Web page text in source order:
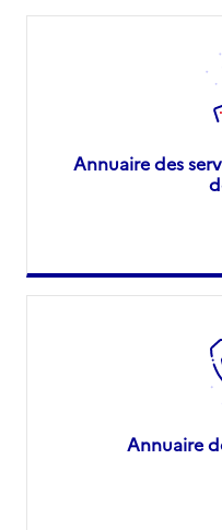
Annuaire des
Annuaire